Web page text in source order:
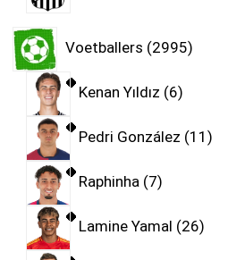
Voetballers 2995
Kenan Yıldız 6
Pedri González 11
Raphinha 7
Lamine Yamal 26